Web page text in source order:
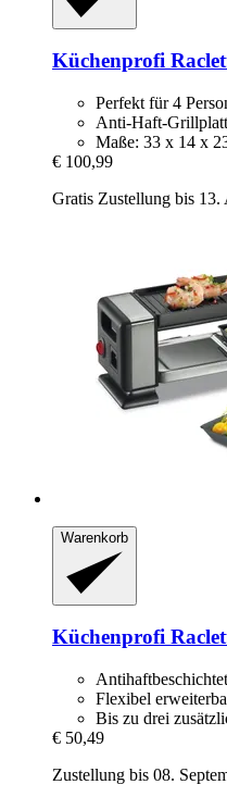
Küchenprofi
Perfekt für 4
Anti-Haft-
Maße: 33 x 14 x
€ 100,99
Gratis Zustellung bis 13.
Warenkorb
Küchenprofi
Flexibel
Bis zu drei
€ 50,49
Zustellung bis 08.